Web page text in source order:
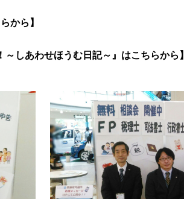
から】
しあわせほうむ日記～』はこちらから】